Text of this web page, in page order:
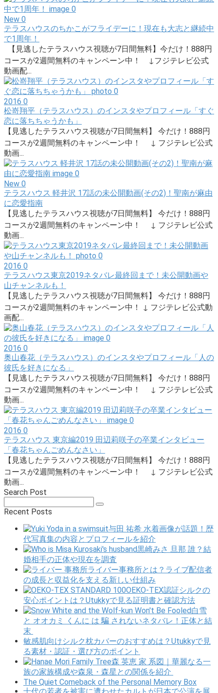
New 0
テラスハウスのちかこがフライデーに！現在も大志と継続中
で1周年！
【見逃したテラスハウス視聴が7日間無料】今だけ！888円
コースが2週間無料のキャンペーン中！ ↓フジテレビ公式
動画配...
2016 0
松嵜翔平（テラスハウス）のインスタやプロフィール「すぐ
恋に落ちちゃうかも」
【見逃したテラスハウス視聴が7日間無料】 今だけ！888円
コースが2週間無料のキャンペーン中！ ↓ フジテレビ公式
動画...
New 0
テラスハウス 軽井沢 17話の未公開動画(その2)！聖南が麻由
に恋愛指南
【見逃したテラスハウス視聴が7日間無料】 今だけ！888円
コースが2週間無料のキャンペーン中！ ↓ フジテレビ公式
動画...
2016 0
テラスハウス東京2019ネタバレ最終回まで！未公開動画や
山チャンネルも！
【見逃したテラスハウス視聴が7日間無料】 今だけ！888円
コースが2週間無料のキャンペーン中！ ↓ フジテレビ公式動
画配...
2016 0
奥山春花（テラスハウス）のインスタやプロフィール「人の
彼氏を好きになる」
【見逃したテラスハウス視聴が7日間無料】 今だけ！888円
コースが2週間無料のキャンペーン中！ ↓ フジテレビ公式
動画...
2016 0
テラスハウス 東京編2019 田辺莉咲子の卒業インタビュー
「春花ちゃんごめんなさい」
【見逃したテラスハウス視聴が7日間無料】 今だけ！888円
コースが2週間無料のキャンペーン中！ ↓ フジテレビ公式
動画...
Search Post
Recent Posts
与田 祐希 水着画像が話題！歴
代写真集の内容とプロフィールを紹介
黒崎みさ 旦那 誰？結
婚相手の正体や現在を調査
ライバー事務所とは？ライブ配信者
の成長と収益化を支える新しい仕組み
OEKO-TEX認証シルクの
安心ポイントは？Utukkyで見る証明書と確認方法
白雪
と オオカミ くんに は 騙 されないネタバレ！正体と結
末
敏感肌向けシルク枕カバーのおすすめは？Utukkyで見
る素材・認証・選び方のポイント
森 英恵 家 系図｜華麗なる一
族の家族構成や森泉・森星との関係を紹介
The Quiet Comeback of the Personal Memory Box
十代の若者を被害に遭わせたカルトが日本で公演を展